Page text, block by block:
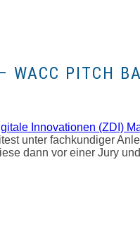
WACC PITCH
Innovationen (ZDI)
unter fachkundiger
dann vor einer Jury